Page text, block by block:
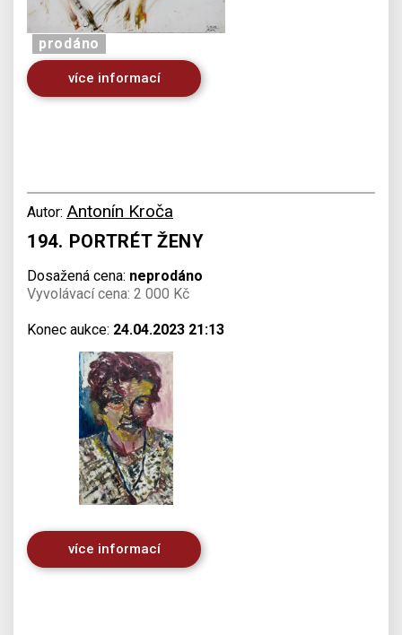
prodáno
více informací
Autor: Antonín Kroča
194. PORTRÉT ŽENY
Dosažená cena: neprodáno
Vyvolávací cena: 2 000 Kč
Konec aukce: 24.04.2023 21:13
více informací